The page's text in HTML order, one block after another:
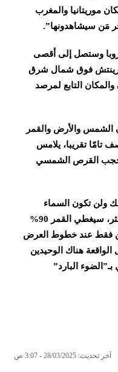
موريتانيا والمغرب
مَن سيشاهدونها”.
وستصل إلى أقصى
10,47 بتوقيت غرينتش فوق شمال شرق
التابع لمرصد
والأرض والقمر
تامّا تقريبا، يلامس
القرص الشمسي
ولن تكون السماء
مظلمة تماما في أي مكان. على الأكثر، سيغطي القمر 90%
فقط عند خطوط العرض
هناك الوحيدين
بـ”الضوء البارد”
آخر تحديث: 28/03/2025 - 3:07 ص